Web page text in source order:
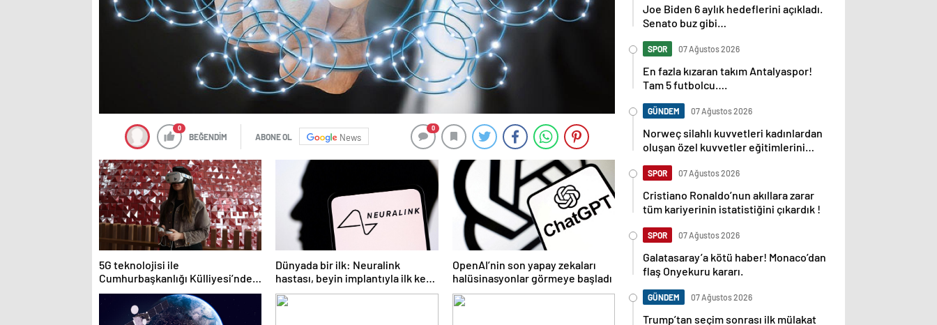
0
BEĞENDİM ABONE OL News
0
5G teknolojisi ile
Cumhurbaşkanlığı Külliyesi’ndeki
konser AKM’ye taşındı
Dünyada bir ilk: Neuralink
hastası, beyin implantıyla ilk kez
YouTube videosu hazırladı
OpenAI’nin son yapay zekaları
halüsinasyonlar görmeye başladı
Joe Biden 6 aylık hedeflerini açıkladı.
Senato buz gibi…
SPOR 07 Ağustos 2026
En fazla kızaran takım Antalyaspor!
Tam 5 futbolcu….
GÜNDEM 07 Ağustos 2026
Norweç silahlı kuvvetleri kadınlardan
oluşan özel kuvvetler eğitimlerini
SPOR 07 Ağustos 2026
Cristiano Ronaldo’nun akıllara zarar
tüm kariyerinin istatistiğini çıkardık !
SPOR 07 Ağustos 2026
Galatasaray’a kötü haber! Monaco’dan
flaş Onyekuru kararı.
GÜNDEM 07 Ağustos 2026
Trump’tan seçim sonrası ilk mülakat